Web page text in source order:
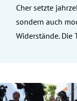
Cher setzte
sondern auch
Widerstände. Die